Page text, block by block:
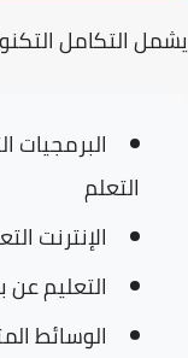
يشمل التكامل
البرمجيات
التعلم
الإنترنت
التعليم عن
الوسائط